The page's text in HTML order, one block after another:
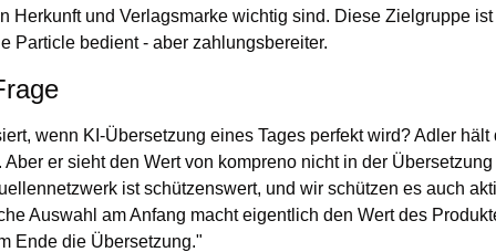
Herkunft und Verlagsmarke wichtig sind. Diese Zielgruppe
Particle bedient - aber zahlungsbereiter.
wenn KI-Übersetzung eines Tages perfekt wird? Adler hält
Aber er sieht den Wert von kompreno nicht in der
ist schützenswert, und wir schützen es auch
Auswahl am Anfang macht eigentlich den Wert des
Ende die Übersetzung."